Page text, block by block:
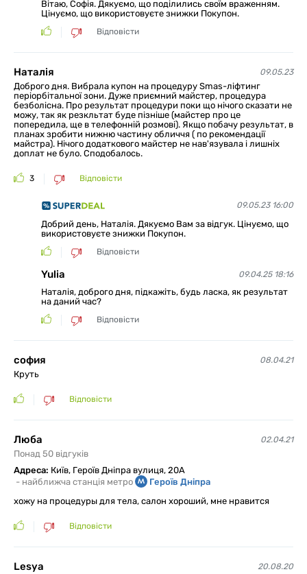
Вітаю, Софія. Дякуємо, що поділились своїм враженням.
Цінуємо, що використовуєте знижки Покупон.
Відповісти
Наталія 09.05.23
Доброго дня. Вибрала купон на процедуру Smas-ліфтинг
періорбітальної зони. Дуже приємний майстер, процедура
безболісна. Про результат процедури поки що нічого сказати не
можу, так як резкльтат буде пізніше (майстер про це
попередила, ще в телефонній розмові). Якщо побачу результат, в
планах зробити нижню частину обличчя ( по рекомендації
майстра). Нічого додаткового майстер не нав'язувала і лишніх
доплат не було. Сподобалось.
3 Відповісти
09.05.23 16:00
Добрий день, Наталія. Дякуємо Вам за відгук. Цінуємо, що
використовуєте знижки Покупон.
Відповісти
Yulia 09.04.25 18:16
Наталія, доброго дня, підкажіть, будь ласка, як результат
на даний час?
Відповісти
софия 08.04.21
Круть
Відповісти
Люба 02.04.21
Понад 50 відгуків
Адреса: Київ, Героїв Дніпра вулиця, 20А
- найближча станція метро
Героїв Дніпра
хожу на процедуры для тела, салон хороший, мне нравится
Відповісти
Lesya 20.08.20